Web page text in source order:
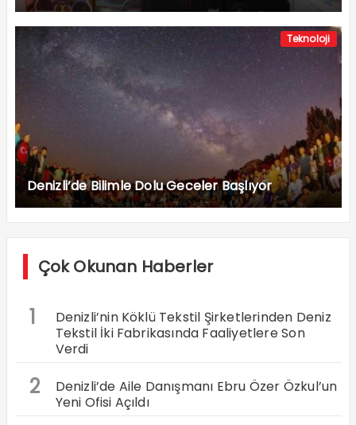
Teknoloji
Denizli’de Bilimle Dolu Geceler Başlıyor
Çok Okunan Haberler
1
Denizli’nin Köklü Tekstil Şirketlerinden Deniz
Tekstil İki Fabrikasında Faaliyetlere Son
Verdi
2
Denizli’de Aile Danışmanı Ebru Özer Özkul’un
Yeni Ofisi Açıldı